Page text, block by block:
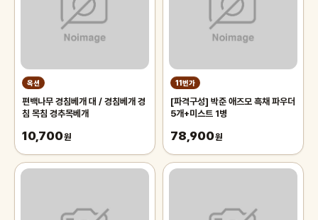
옥션
편백나무 경침베개 대 / 경침베개 경
침 목침 경추목베개
10,700원
11번가
[파격구성] 박준 애즈모 흑채 파우더
5개+미스트 1병
78,900원